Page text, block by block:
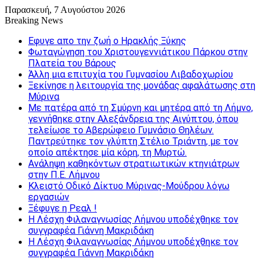
Παρασκευή, 7 Αυγούστου 2026
Breaking News
Εφυγε απο την ζωή o Ηρακλής Ξύκης
Φωταγώγηση του Χριστουγεννιάτικου Πάρκου στην
Πλατεία του Βάρους
Άλλη μια επιτυχία του Γυμνασίου Λιβαδοχωρίου
Ξεκίνησε η λειτουργία της μονάδας αφαλάτωσης στη
Μύρινα
Με πατέρα από τη Σμύρνη και μητέρα από τη Λήμνο,
γεννήθηκε στην Αλεξάνδρεια της Αιγύπτου, όπου
τελείωσε το Αβερώφειο Γυμνάσιο Θηλέων.
Παντρεύτηκε τον γλύπτη Στέλιο Τριάντη, με τον
οποίο απέκτησε μία κόρη, τη Μυρτώ.
Ανάληψη καθηκόντων στρατιωτικών κτηνιάτρων
στην Π.Ε. Λήμνου
Κλειστό Οδικό Δίκτυο Μύρινας-Μούδρου λόγω
εργασιών
Ξέφυγε η Ρεαλ !
Η Λέσχη Φιλαναγνωσίας Λήμνου υποδέχθηκε τον
συγγραφέα Γιάννη Μακριδάκη
Η Λέσχη Φιλαναγνωσίας Λήμνου υποδέχθηκε τον
συγγραφέα Γιάννη Μακριδάκη